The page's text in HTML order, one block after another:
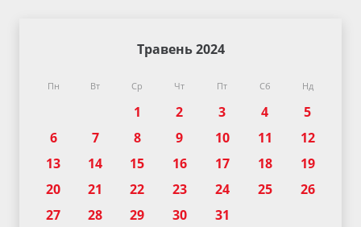
Травень 2024
Пн Вт Ср Чт Пт Сб Нд
1 2 3 4
5
6
7 8 9 10 11
12
13
14 15 16 17 18
19
20
21 22 23 24 25
26
27
28 29 30 31